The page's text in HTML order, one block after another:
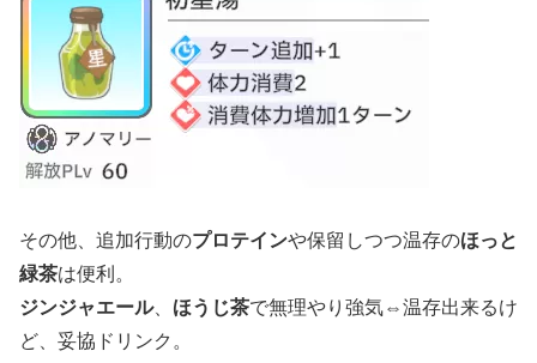
その他、追加行動のプロテインや保留しつつ温存のほっと
緑茶は便利。
ジンジャエール、 ほうじ茶で無理やり強気⇔温存出来るけ
ど、妥協ドリンク。